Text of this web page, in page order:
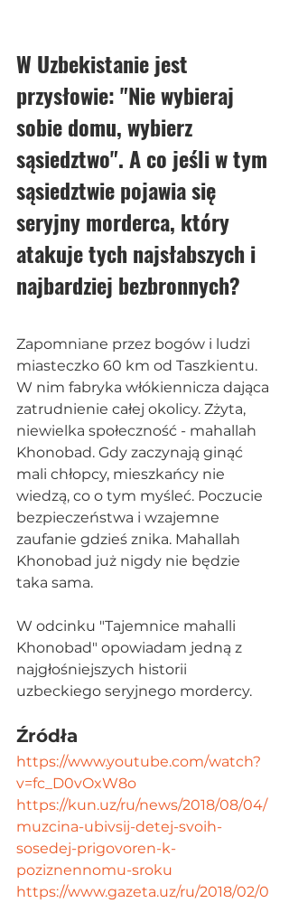
W Uzbekistanie jest
przysłowie: "Nie wybieraj
sobie domu, wybierz
sąsiedztwo". A co jeśli w tym
sąsiedztwie pojawia się
seryjny morderca, który
atakuje tych najsłabszych i
najbardziej bezbronnych?
Zapomniane przez bogów i ludzi
miasteczko 60 km od Taszkientu.
W nim fabryka włókiennicza dająca
zatrudnienie całej okolicy. Zżyta,
niewielka społeczność - mahallah
Khonobad. Gdy zaczynają ginąć
mali chłopcy, mieszkańcy nie
wiedzą, co o tym myśleć. Poczucie
bezpieczeństwa i wzajemne
zaufanie gdzieś znika. Mahallah
Khonobad już nigdy nie będzie
taka sama.
W odcinku "Tajemnice mahalli
Khonobad" opowiadam jedną z
najgłośniejszych historii
uzbeckiego seryjnego mordercy.
Źródła
https://www.youtube.com/watch?
v=fc_D0vOxW8o
https://kun.uz/ru/news/2018/08/04/
muzcina-ubivsij-detej-svoih-
sosedej-prigovoren-k-
poziznennomu-sroku
https://www.gazeta.uz/ru/2018/02/0